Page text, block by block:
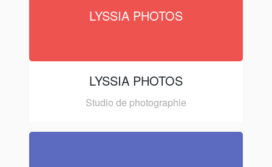
LYSSIA PHOTOS
LYSSIA PHOTOS
Studio de photographie